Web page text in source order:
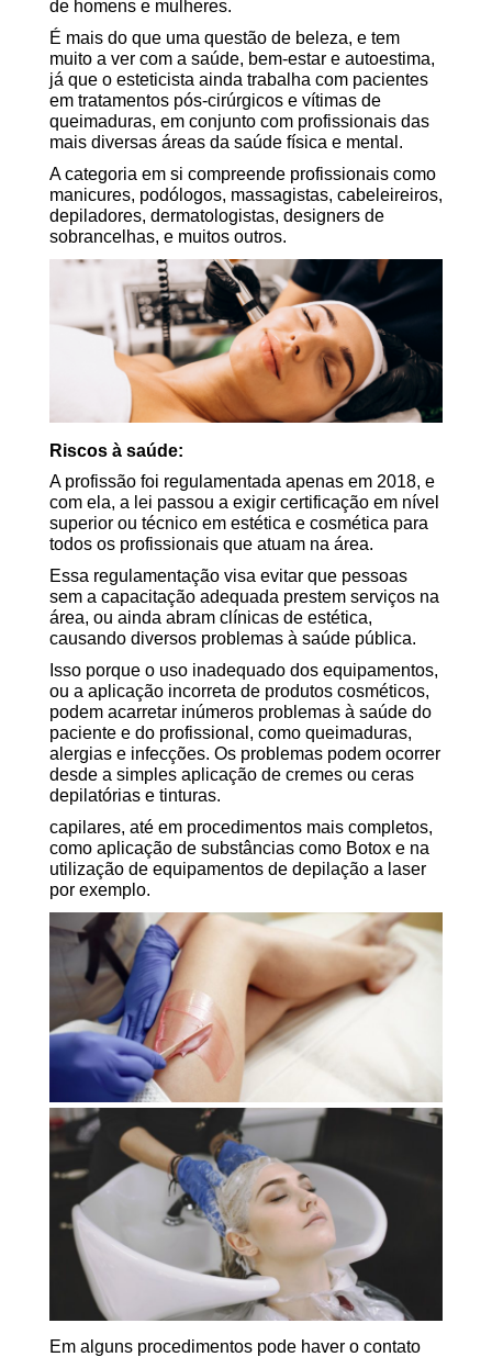
de homens e mulheres.
É mais do que uma questão de beleza, e tem
muito a ver com a saúde, bem-estar e autoestima,
já que o esteticista ainda trabalha com pacientes
em tratamentos pós-cirúrgicos e vítimas de
queimaduras, em conjunto com profissionais das
mais diversas áreas da saúde física e mental.
A categoria em si compreende profissionais como
manicures, podólogos, massagistas, cabeleireiros,
depiladores, dermatologistas, designers de
sobrancelhas, e muitos outros.
Riscos à saúde:
A profissão foi regulamentada apenas em 2018, e
com ela, a lei passou a exigir certificação em nível
superior ou técnico em estética e cosmética para
todos os profissionais que atuam na área.
Essa regulamentação visa evitar que pessoas
sem a capacitação adequada prestem serviços na
área, ou ainda abram clínicas de estética,
causando diversos problemas à saúde pública.
Isso porque o uso inadequado dos equipamentos,
ou a aplicação incorreta de produtos cosméticos,
podem acarretar inúmeros problemas à saúde do
paciente e do profissional, como queimaduras,
alergias e infecções. Os problemas podem ocorrer
desde a simples aplicação de cremes ou ceras
depilatórias e tinturas.
capilares, até em procedimentos mais completos,
como aplicação de substâncias como Botox e na
utilização de equipamentos de depilação a laser
por exemplo.
Em alguns procedimentos pode haver o contato